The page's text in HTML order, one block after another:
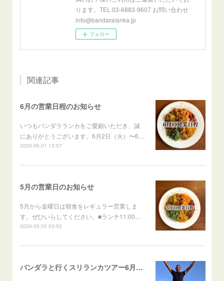
ります。TEL 03-6883-9607 お問い合わせ
info@bandaralanka.jp
フォロー
関連記事
6月の営業日程のお知らせ
いつもバンダラランカをご愛顧いただき、誠
にありがとうございます。6月2日（火）〜6…
2026.06.01 13:57
5月の営業日のお知らせ
5月から金曜日は朝食をレギュラー営業しま
す。ぜひいらしてください。■ランチ11:00…
2026.05.02 03:52
バンダラと行くスリランカツアー6月出発